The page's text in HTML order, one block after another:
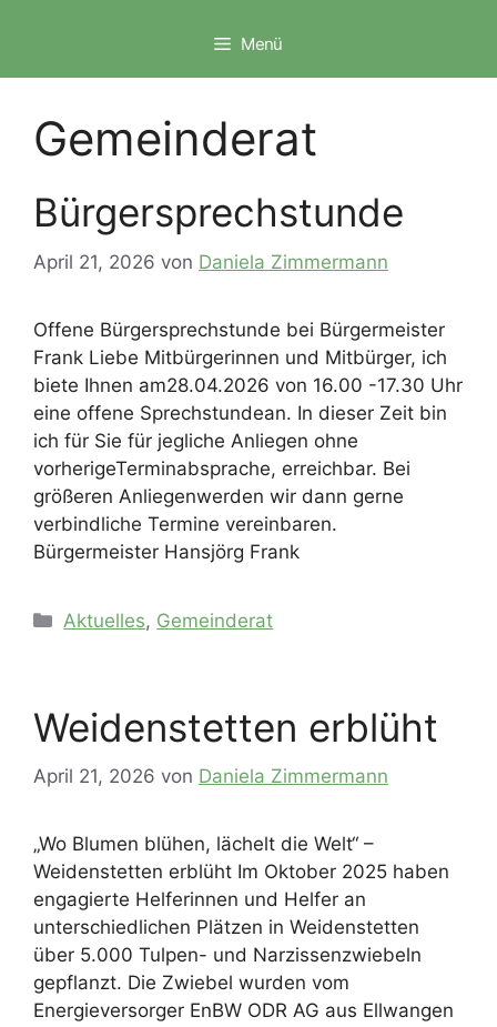
Menü
Gemeinderat
Bürgersprechstunde
April 21, 2026 von Daniela Zimmermann
Offene Bürgersprechstunde bei Bürgermeister
Frank Liebe Mitbürgerinnen und Mitbürger, ich
biete Ihnen am28.04.2026 von 16.00 -17.30 Uhr
eine offene Sprechstundean. In dieser Zeit bin
ich für Sie für jegliche Anliegen ohne
vorherigeTerminabsprache, erreichbar. Bei
größeren Anliegenwerden wir dann gerne
verbindliche Termine vereinbaren.
Bürgermeister Hansjörg Frank
Kategorien
Aktuelles, Gemeinderat
Weidenstetten erblüht
April 21, 2026 von Daniela Zimmermann
„Wo Blumen blühen, lächelt die Welt“ –
Weidenstetten erblüht Im Oktober 2025 haben
engagierte Helferinnen und Helfer an
unterschiedlichen Plätzen in Weidenstetten
über 5.000 Tulpen- und Narzissenzwiebeln
gepflanzt. Die Zwiebel wurden vom
Energieversorger EnBW ODR AG aus Ellwangen